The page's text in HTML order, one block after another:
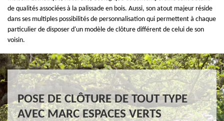
de qualités associées à la palissade en bois. Aussi, son atout majeur réside
dans ses multiples possibilités de personnalisation qui permettent à chaque
particulier de disposer d'un modèle de clôture différent de celui de son
voisin.
POSE DE CLÔTURE DE TOUT TYPE
AVEC MARC ESPACES VERTS